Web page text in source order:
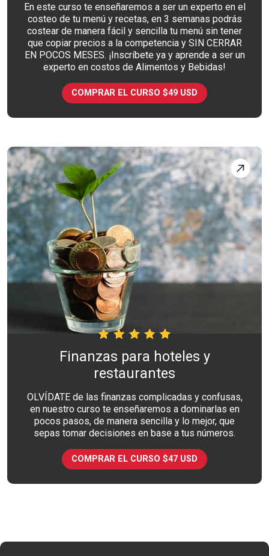
En este curso te enseñaremos a ser un experto en el
costeo de tu menú y recetas, en 3 semanas podrás
costear de manera fácil y sencilla tu menú sin tener
que copiar precios a la competencia y SIN CERRAR
EN POCOS MESES. ¡Inscríbete ya y aprende a ser un
experto en costos de Alimentos y Bebidas!
COMPRAR EL CURSO $49 USD
Finanzas para hoteles y
restaurantes
OLVÍDATE de las finanzas complicadas y confusas,
en nuestro curso te enseñaremos a dominarlas en
pocos pasos, de manera sencilla y lo mejor, que
sepas tomar decisiones en base a tus números.
COMPRAR EL CURSO $47 USD